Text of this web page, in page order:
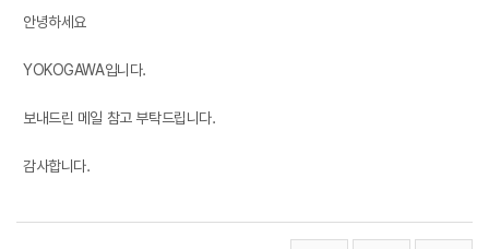
안녕하세요
YOKOGAWA입니다.
보내드린 메일 참고 부탁드립니다.
감사합니다.